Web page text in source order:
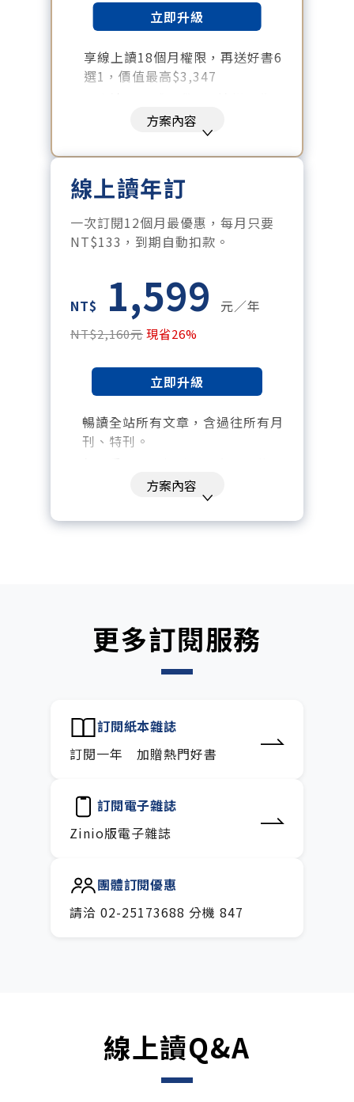
立即升級
享線上讀18個月權限，再送好書6
選1，價值最高$3,347
好書清單：《大腦就是這樣工作
的》、《致富心態》、《高希均
回憶錄》、《激素平衡瘦身
課》、《黃仁勳傳》、《一如既
往》
暢讀全站所有文章，含過往所有
月刊、特刊。​
每「季」一場訂戶專屬空中沙
訂閱到期自動扣款。
每月下載編輯整理精華知識包。
訂閱專屬電子報：國際、金融、
科技趨勢報。
方案內容
線上讀年訂
一次訂閱12個月最優惠，每月只要
NT$133，到期自動扣款。
NT$ 1,599 元／年
NT$2,160元現省26%
立即升級
暢讀全站所有文章，含過往所有月
刊、特刊。​
訂閱到期自動扣款。
訂閱專屬電子報：國際、金融、科
方案內容
更多訂閱服務
訂閱紙本雜誌
訂閱一年 加贈熱門好書
訂閱電子雜誌
Zinio版電子雜誌
團體訂閱優惠
請洽 02-25173688 分機 847
線上讀Q&A